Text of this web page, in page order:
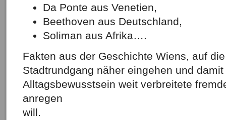
Da Ponte aus Venetien,
Beethoven aus Deutschland,
Soliman aus Afrika….
Fakten aus der Geschichte Wiens, auf
Stadtrundgang näher eingehen und
Alltagsbewusstsein weit verbreitete
anregen
will.